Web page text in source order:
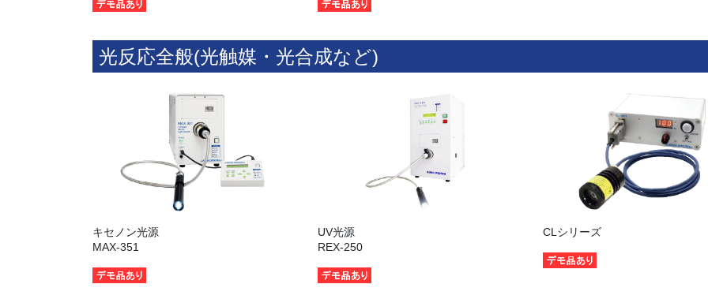
光反応全般(光触媒・光合成など)
キセノン光源
MAX-351
UV光源
REX-250
CLシリーズ